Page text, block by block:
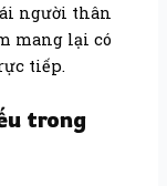
người thân
mang lại có
tiếp.
trong